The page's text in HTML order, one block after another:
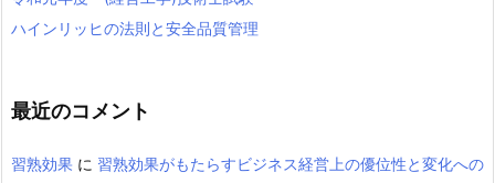
ハインリッヒの法則と安全品質管理
最近のコメント
習熟効果 に 習熟効果がもたらすビジネス経営上の優位性と変化への